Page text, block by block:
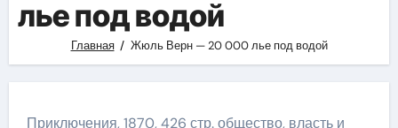
лье под водой
Главная Жюль Верн — 20 000 лье под водой
Приключения, 1870, 426 стр. общество, власть и